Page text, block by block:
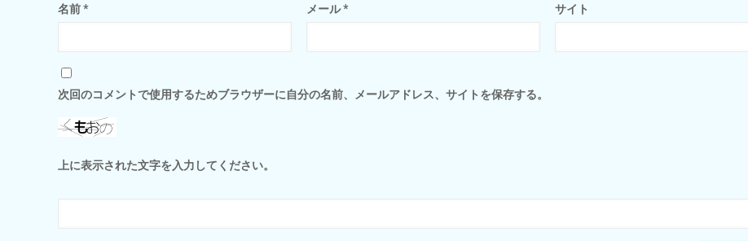
名前* メール* サイト
次回のコメントで使用するためブラウザーに自分の名前、メールアドレス、サイトを保存する。
上に表示された文字を入力してください。